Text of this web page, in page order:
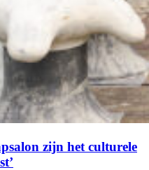
zijn het culturele